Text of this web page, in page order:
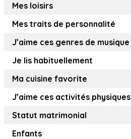
Mes loisirs
Mes traits de personnalité
J’aime ces genres de musique
Je lis habituellement
Ma cuisine favorite
J’aime ces activités physiques
Statut matrimonial
Enfants